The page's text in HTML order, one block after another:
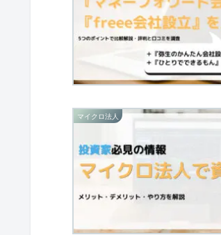
マイクロ法人